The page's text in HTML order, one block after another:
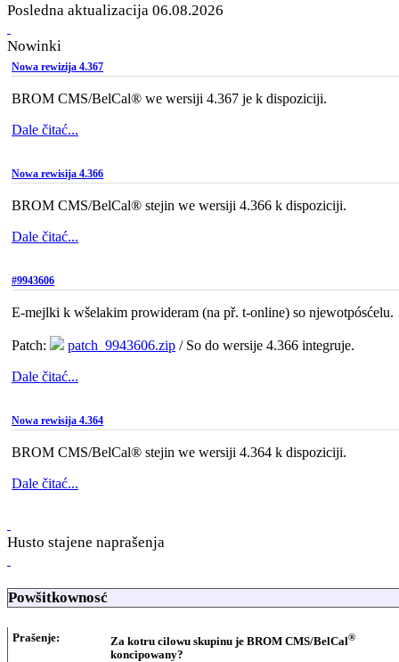
Posledna aktualizacija 06.08.2026
Nowinki
Nowa rewizija 4.367
BROM CMS/BelCal® we wersiji 4.367 je k dispoziciji.
Dale čitać...
Nowa rewisija 4.366
BROM CMS/BelCal® stejin we wersiji 4.366 k dispoziciji.
Dale čitać...
#9943606
E-mejlki k wšelakim prowideram (na př. t-online) so njewotpósćelu.
Patch: patch_9943606.zip / So do wersije 4.366 integruje.
Dale čitać...
Nowa rewisija 4.364
BROM CMS/BelCal® stejin we wersiji 4.364 k dispoziciji.
Dale čitać...
Husto stajene naprašenja
Powšitkownosć
Prašenje: Za kotru cilowu skupinu je BROM CMS/BelCal®
koncipowany?